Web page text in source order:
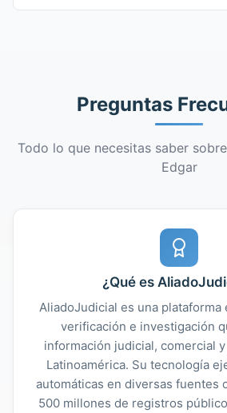
Preguntas
Todo lo que necesitas saber
Edgar
¿Qué es
AliadoJudicial es una plataforma
verificación e investigación
información judicial, comercial
Latinoamérica. Su tecnología
automáticas en diversas fuentes
500 millones de registros